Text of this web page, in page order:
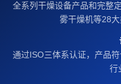
全系列干燥设备产品和完整
雾干燥机等28
通过ISO三体系认证，产品
行